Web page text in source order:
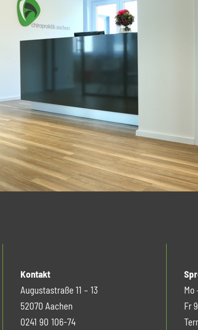
Kontakt
Augustastraße 11 – 13
52070 Aachen
0241 90 106-74
Mo
Fr